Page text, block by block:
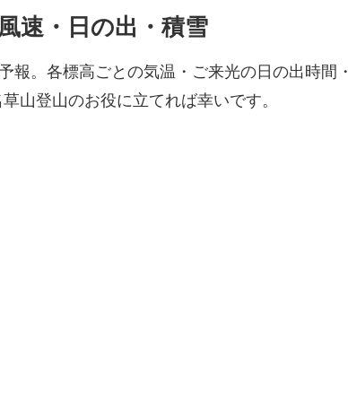
速・日の出・積雪
報。各標高ごとの気温・ご来光の日の出時間・
山登山のお役に立てれば幸いです。